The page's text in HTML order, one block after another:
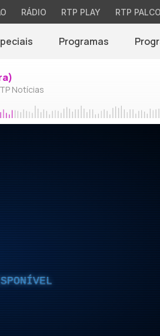
RÁDIO RTP PLAY RTP PALCO
Programas
Notícias